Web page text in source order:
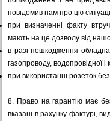
повідомив нам про цю
при визначенні факту
мають на це дозволу від
в разі пошкодження
газопроводу, водопровідної і
при використанні розеток
8. Право на гарантію має
вказані в рахунку-фактурі,